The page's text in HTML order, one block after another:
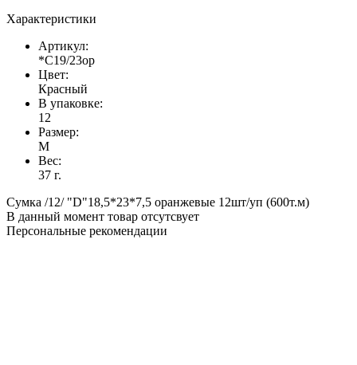
Характеристики
Артикул:
*С19/23ор
Цвет:
Красный
В упаковке:
12
Размер:
M
Вес:
37 г.
Сумка /12/ "D"18,5*23*7,5 оранжевые 12шт/уп (600т.м)
В данный момент товар отсутсвует
Персональные рекомендации